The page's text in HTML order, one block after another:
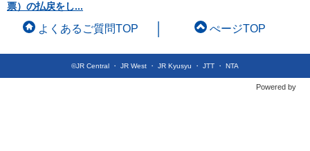
票）の払戻をし...
©JR Central ・ JR West ・ JR Kyusyu ・ JTT ・ NTA
Powered by
よくあるご質問TOP ぺージTOP